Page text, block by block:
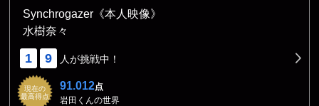
Synchrogazer《本人映像》
水樹奈々
1 9 人が挑戦中！
現在の
最高得点
91.012点
岩田くんの世界